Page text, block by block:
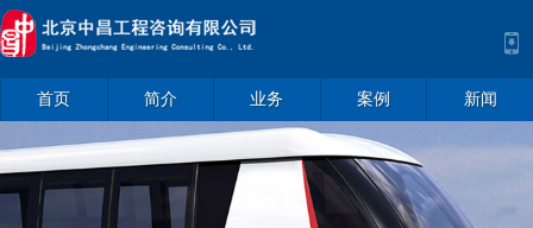
首页 简介 业务 案例 新闻